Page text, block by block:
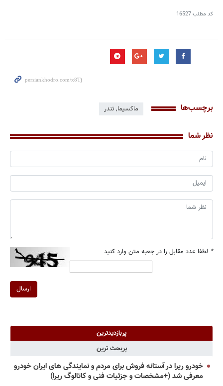
کد مطلب16527
برچسب‌ها ماکسیما, تندر
نظر شما
* لطفا عدد مقابل را در جعبه متن وارد کنید
ارسال
پربازدیدترین
پربحث ترین
خودرو ریرا در آستانه فروش برای مردم و نمایندگی های ایران خودرو
معرفی شد (+مشخصات و جزئیات فنی و کاتالوگ ریرا)